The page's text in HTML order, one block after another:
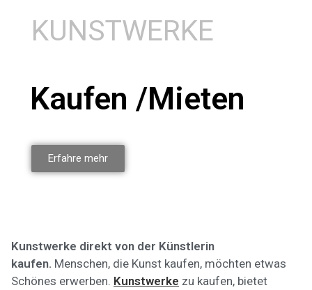
KUNSTWERKE
Kaufen /Mieten
Erfahre mehr
Kunstwerke direkt von der Künstlerin
kaufen. Menschen, die Kunst kaufen, möchten etwas
Schönes erwerben. Kunstwerke zu kaufen, bietet